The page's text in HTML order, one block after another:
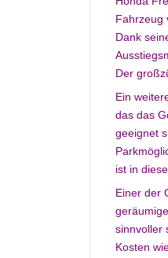
Fahrzeug
Dank
Der
Ein
das das
geeignet
ist in
Einer der
sinnvoller
Kosten